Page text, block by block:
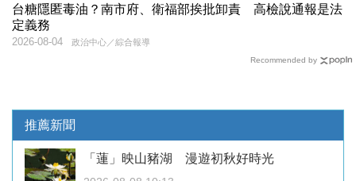
台糖隱匿毒油？南市府、衛福部挨批卸責 高檢說通報是法
定義務
政治中心／綜合報導
2026-08-04
Recommended by
推薦新聞
「蓮」映山豬湖 漫遊初秋好時光